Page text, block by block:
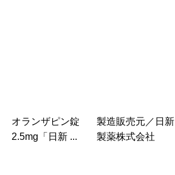
オランザピン錠
2.5mg「日新 ...
製造販売元／日新
製薬株式会社